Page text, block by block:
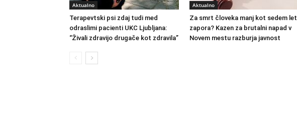
Aktualno
Terapevtski psi zdaj tudi med
odraslimi pacienti UKC Ljubljana:
“Živali zdravijo drugače kot zdravila”
Aktualno
Za smrt človeka manj kot sedem let
zapora? Kazen za brutalni napad v
Novem mestu razburja javnost